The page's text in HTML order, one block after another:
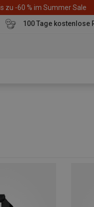
zu -60 % im Summer Sale
100 Tage kostenlose